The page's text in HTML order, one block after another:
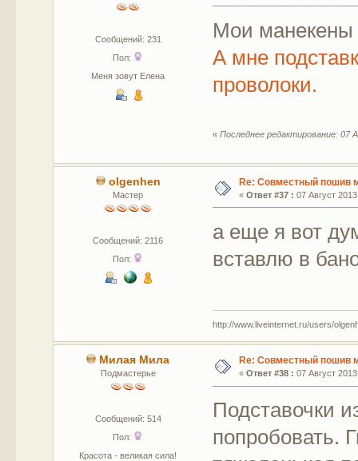
Сообщений: 231
Пол:
Меня зовут Елена
Мои манекены
А мне
проволоки.
«Последнее редактирование: 07
olgenhen
Мастер
Сообщений: 2116
Пол:
Re: Совместный пошив
« Ответ #37 : 07 Август
а еще я вот
вставлю в
http://www.liveinternet.ru/users/
Милая Мила
Подмастерье
Сообщений: 514
Пол:
Красота - великая сила!
Re: Совместный пошив
« Ответ #38 : 07 Август
Подставочки
попробовать.